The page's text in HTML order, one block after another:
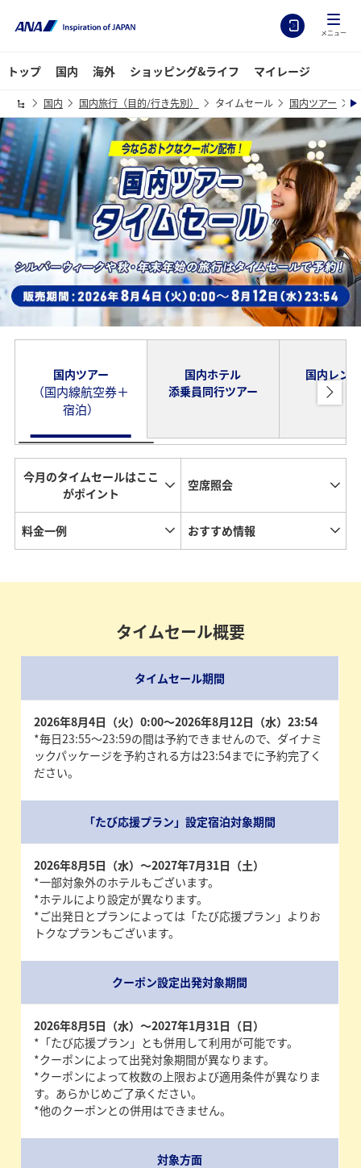
メニュー
トップ 国内 海外 ショッピング&ライフ マイレージ
国内 国内旅行（目的/行き先別） タイムセール 国内ツアー
国内ツアー
（国内線航空券＋
宿泊）
国内ホテル
添乗員同行ツアー
国内レン
今月のタイムセールはここ
がポイント
空席照会
料金一例 おすすめ情報
タイムセール概要
タイムセール期間
2026年8月4日（火）0:00～2026年8月12日（水）23:54
*毎日23:55～23:59の間は予約できませんので、ダイナミ
ックパッケージを予約される方は23:54までに予約完了く
ださい。
「たび応援プラン」設定宿泊対象期間
2026年8月5日（水）～2027年7月31日（土）
*一部対象外のホテルもございます。
*ホテルにより設定が異なります。
*ご出発日とプランによっては「たび応援プラン」よりお
トクなプランもございます。
クーポン設定出発対象期間
2026年8月5日（水）～2027年1月31日（日）
*「たび応援プラン」とも併用して利用が可能です。
*クーポンによって出発対象期間が異なります。
*クーポンによって枚数の上限および適用条件が異なりま
す。あらかじめご了承ください。
*他のクーポンとの併用はできません。
対象方面